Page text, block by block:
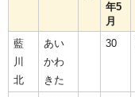
年5
月
藍
川
北
あい
かわ
きた
30